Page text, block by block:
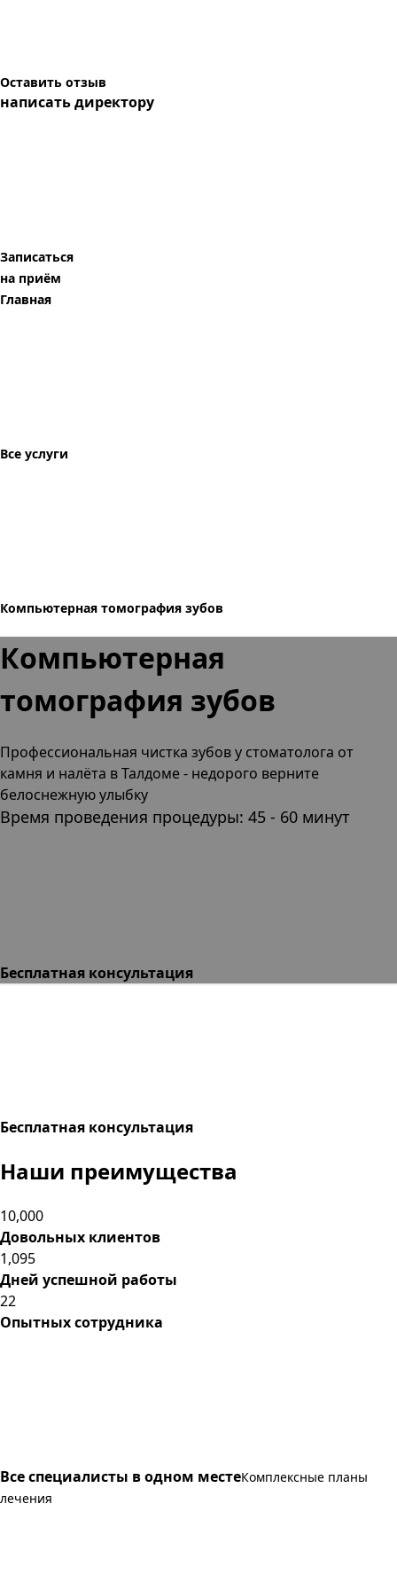
Оставить отзыв
написать директору
Записаться
на приём
Главная
Все услуги
Компьютерная томография зубов
Компьютерная
томография зубов
Профессиональная чистка зубову стоматолога от
камня и налёта в Талдоме- недорого верните
белоснежную улыбку
Время проведения процедуры: 45 - 60 минут
Бесплатная консультация
Бесплатная консультация
Наши преимущества
10,000
Довольных клиентов
1,095
Дней успешной работы
22
Опытных сотрудника
Все специалисты в одном местеКомплексные планы
лечения